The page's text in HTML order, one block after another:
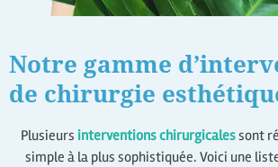
Notre gamme
de chirurgie
Plusieurs interventionschirurgicalessont
simple à la plus sophistiquée. Voici une